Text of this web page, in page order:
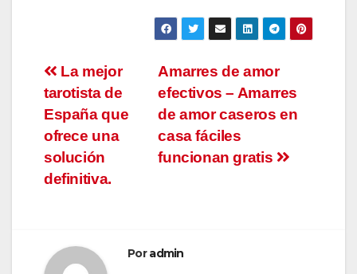
Navegación
de
entradas
Amarres de amor
efectivos – Amarres
de amor caseros en
casa fáciles
funcionan gratis
La mejor
tarotista de
España que
ofrece una
solución
definitiva.
Poradmin